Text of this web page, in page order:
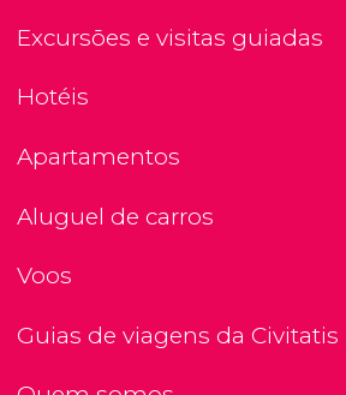
Excursões e visitas guiadas
Hotéis
Apartamentos
Aluguel de carros
Voos
Guias de viagens da Civitatis